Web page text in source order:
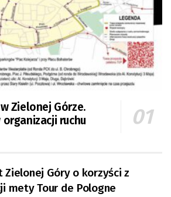
Zielonej Górze.
ruchu
Zielonej Góry o korzyści z
mety Tour de Pologne